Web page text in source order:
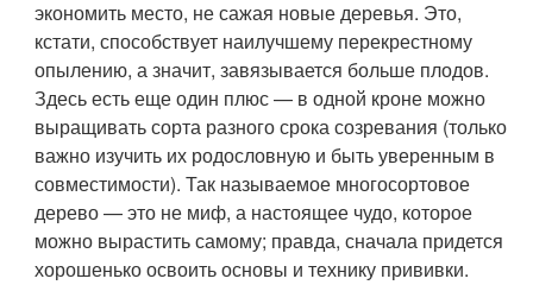
экономить место, не сажая новые деревья. Это,
кстати, способствует наилучшему перекрестному
опылению, а значит, завязывается больше плодов.
Здесь есть еще один плюс — в одной кроне можно
выращивать сорта разного срока созревания (только
важно изучить их родословную и быть уверенным в
совместимости). Так называемое многосортовое
дерево — это не миф, а настоящее чудо, которое
можно вырастить самому; правда, сначала придется
хорошенько освоить основы и технику прививки.